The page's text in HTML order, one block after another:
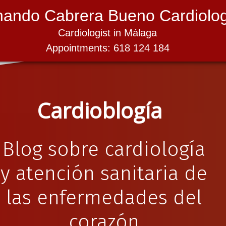
Cabrera Bueno
Cardiologist in Málaga
Appointments: 618 124 184
Cardioblogía
Blog sobre cardiología
y atención sanitaria de
las enfermedades del